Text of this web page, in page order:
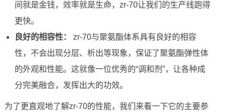
间就是金钱，效率就是生命，zr-70让我们的生产线跑得
更快。
良好的相容性：
zr-70与聚氨酯体系具有良好的相容
性，不会出现分层、析出等现象，保证了聚氨酯弹性体
的外观和性能。这就像一位优秀的“调和剂”，让各种成
分完美融合，发挥出大的功效。
为了更直观地了解zr-70的性能，我们来看一下它的主要参